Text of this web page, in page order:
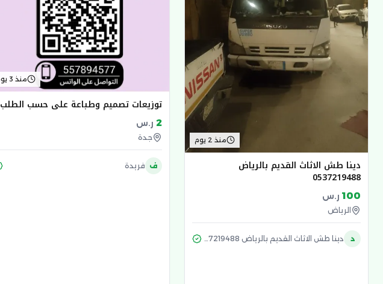
منذ 2 يوم
دينا طش الاثاث القديم بالرياض
0537219488
100 ر.س
الرياض
د
منذ 3 يوم
توزيعات تصميم وطباعة على حسب الطلب
2 ر.س
جدة
ف فريدة